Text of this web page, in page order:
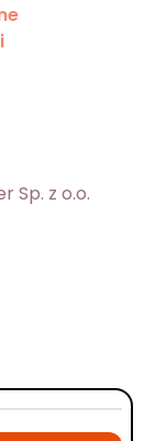
Sp. z o.o.